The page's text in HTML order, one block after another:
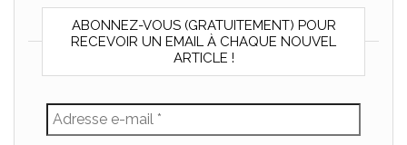
ABONNEZ-VOUS (GRATUITEMENT) POUR
RECEVOIR UN EMAIL À CHAQUE NOUVEL
ARTICLE !